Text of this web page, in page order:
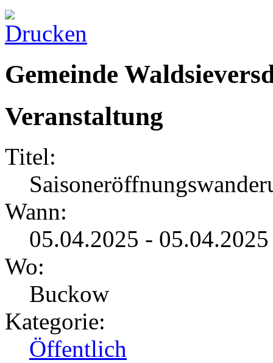
Gemeinde
Veranstaltung
Titel:
Wann:
05.04.2025 -
Wo:
Buckow
Kategorie:
Öffentlich